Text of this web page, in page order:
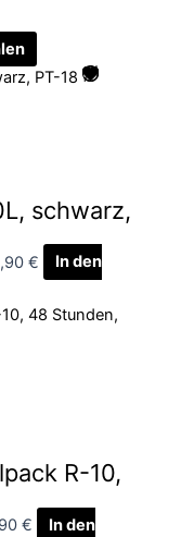
schwarz,
€
In den
R-10,
€
In den